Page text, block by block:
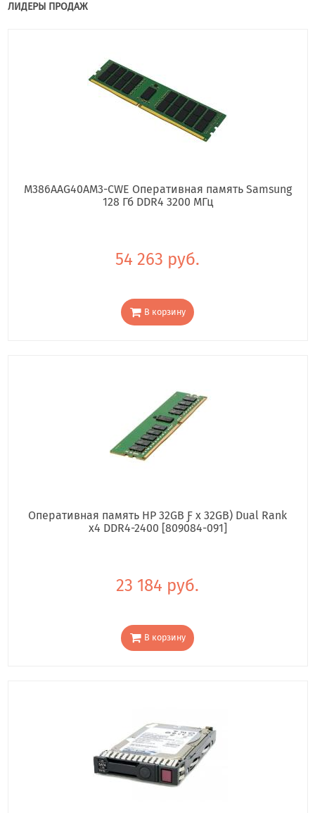
ЛИДЕРЫ ПРОДАЖ
M386AAG40AM3-CWE Оперативная память Samsung
128 Гб DDR4 3200 МГц
54 263 руб.
В корзину
Оперативная память HP 32GB Ƒ x 32GB) Dual Rank
x4 DDR4-2400 [809084-091]
23 184 руб.
В корзину